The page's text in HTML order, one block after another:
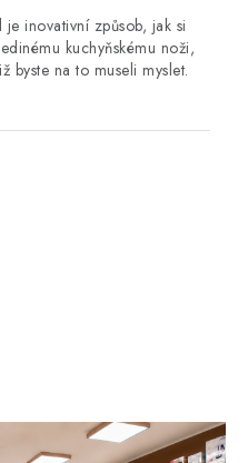
inovativní způsob, jak si
kuchyňskému noži,
byste na to museli myslet.